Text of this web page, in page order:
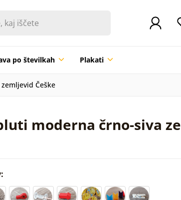
po številkah Plakati
Češke
moderna črno-siva